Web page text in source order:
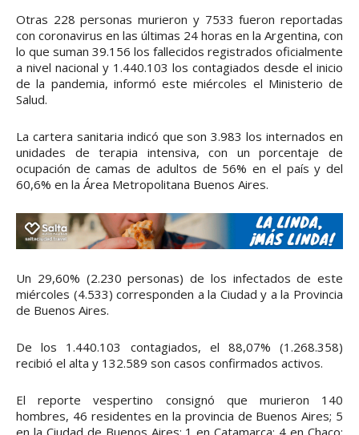
Otras 228 personas murieron y 7533 fueron reportadas
con coronavirus en las últimas 24 horas en la Argentina, con
lo que suman 39.156 los fallecidos registrados oficialmente
a nivel nacional y 1.440.103 los contagiados desde el inicio
de la pandemia, informó este miércoles el Ministerio de
Salud.
La cartera sanitaria indicó que son 3.983 los internados en
unidades de terapia intensiva, con un porcentaje de
ocupación de camas de adultos de 56% en el país y del
60,6% en la Área Metropolitana Buenos Aires.
Un 29,60% (2.230 personas) de los infectados de este
miércoles (4.533) corresponden a la Ciudad y a la Provincia
de Buenos Aires.
De los 1.440.103 contagiados, el 88,07% (1.268.358)
recibió el alta y 132.589 son casos confirmados activos.
El reporte vespertino consignó que murieron 140
hombres, 46 residentes en la provincia de Buenos Aires; 5